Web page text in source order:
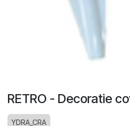
RETRO - Decoratie
YDRA_CRA